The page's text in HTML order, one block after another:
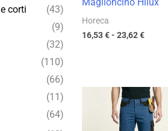
corti
(43)
(9)
(32)
(110)
(66)
(11)
(64)
Horeca
16,53€- 23,62€
Fascia
di
prezzo:
da